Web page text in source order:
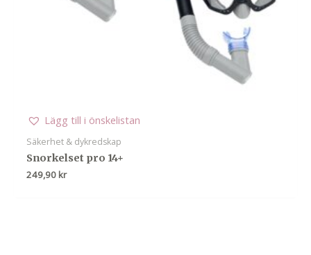
Lägg till i önskelistan
Säkerhet & dykredskap
Snorkelset pro 14+
249,90 kr